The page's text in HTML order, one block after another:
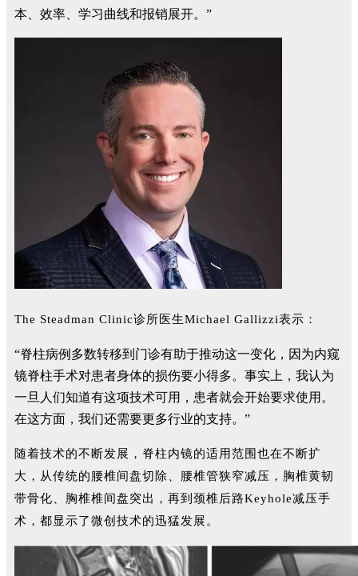
本、效率、学习曲线和报销展开。”
The Steadman Clinic诊所医生Michael Gallizzi表示：
“脊柱病例多数转移到门诊有助于推动这一变化，因为内窥
镜脊柱手术对患者身体的损伤要小得多。事实上，我认为
一旦人们知道有这项技术可用，患者就会开始要求使用。
在这方面，我们还需要更多行业的支持。”
随着技术的不断发展，脊柱内镜的适用范围也在不断扩
大，从传统的腰椎间盘切除、腰椎管狭窄减压，胸椎黄韧
带骨化、胸椎椎间盘突出，再到颈椎后路Keyhole减压手
术，都显示了微创技术的迅猛发展。